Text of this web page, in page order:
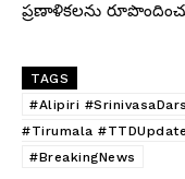
ప్రణాళికలను
TAGS
#Alipiri
#Tirumala #TTDUpdate
#BreakingNews